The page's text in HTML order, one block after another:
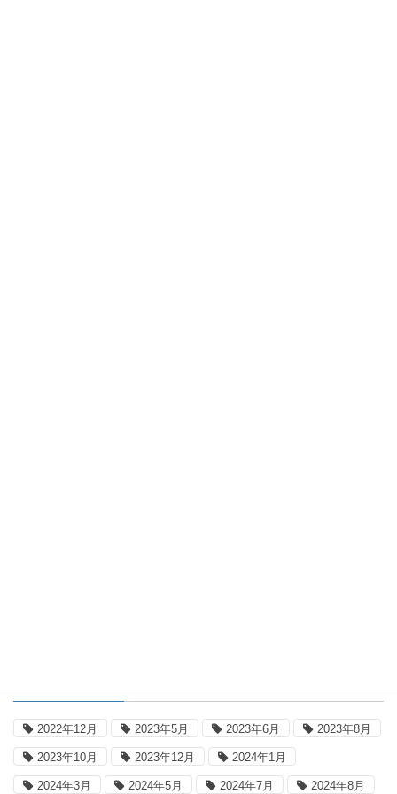
2022年12月 2023年5月 2023年6月 2023年8月
2023年10月 2023年12月 2024年1月
2024年3月 2024年5月 2024年7月 2024年8月